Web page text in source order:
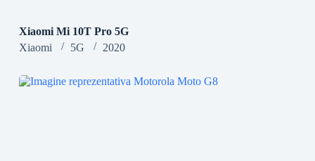
Xiaomi Mi 10T Pro 5G
Xiaomi
5G 2020